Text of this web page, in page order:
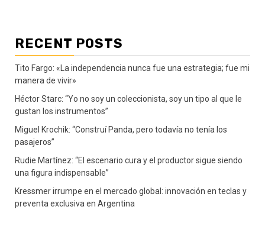
RECENT POSTS
Tito Fargo: «La independencia nunca fue una estrategia; fue mi
manera de vivir»
Héctor Starc: “Yo no soy un coleccionista, soy un tipo al que le
gustan los instrumentos”
Miguel Krochik: “Construí Panda, pero todavía no tenía los
pasajeros”
Rudie Martínez: “El escenario cura y el productor sigue siendo
una figura indispensable”
Kressmer irrumpe en el mercado global: innovación en teclas y
preventa exclusiva en Argentina